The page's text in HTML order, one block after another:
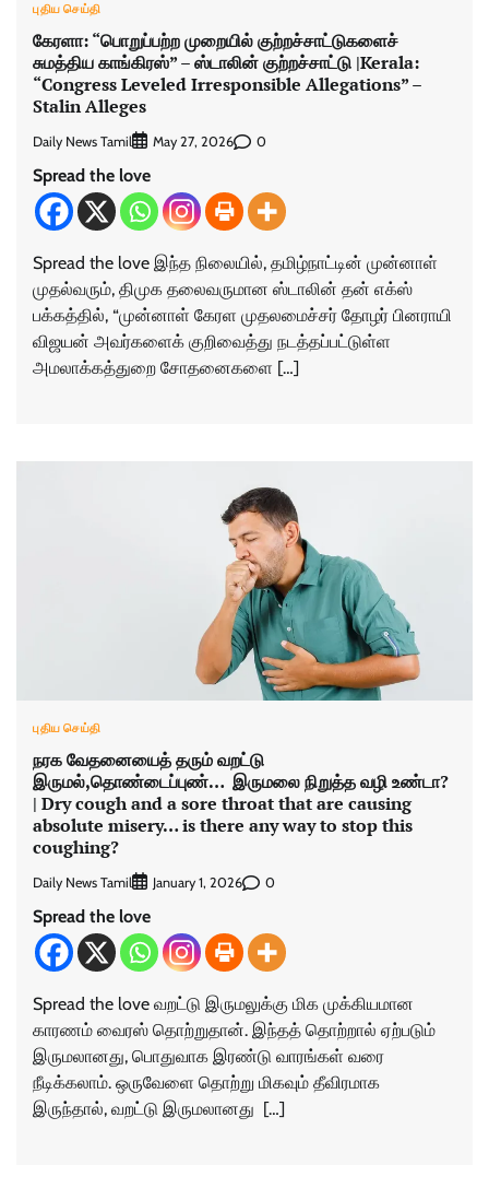
புதிய செய்தி
கேரளா: “பொறுப்பற்ற முறையில் குற்றச்சாட்டுகளைச்
சுமத்திய காங்கிரஸ்” – ஸ்டாலின் குற்றச்சாட்டு |Kerala:
“Congress Leveled Irresponsible Allegations” –
Stalin Alleges
Daily News Tamil May 27, 2026 0
Spread the love
Spread the love இந்த நிலையில், தமிழ்நாட்டின் முன்னாள்
முதல்வரும், திமுக தலைவருமான ஸ்டாலின் தன் எக்ஸ்
பக்கத்தில், “முன்னாள் கேரள முதலமைச்சர் தோழர் பினராயி
விஜயன் அவர்களைக் குறிவைத்து நடத்தப்பட்டுள்ள
அமலாக்கத்துறை சோதனைகளை […]
புதிய செய்தி
நரக வேதனையைத் தரும் வறட்டு
இருமல்,தொண்டைப்புண்… இருமலை நிறுத்த வழி உண்டா?
| Dry cough and a sore throat that are causing
absolute misery… is there any way to stop this
coughing?
Daily News Tamil January 1, 2026 0
Spread the love
Spread the love வறட்டு இருமலுக்கு மிக முக்கியமான
காரணம் வைரஸ் தொற்றுதான். இந்தத் தொற்றால் ஏற்படும்
இருமலானது, பொதுவாக இரண்டு வாரங்கள் வரை
நீடிக்கலாம். ஒருவேளை தொற்று மிகவும் தீவிரமாக
இருந்தால், வறட்டு இருமலானது […]